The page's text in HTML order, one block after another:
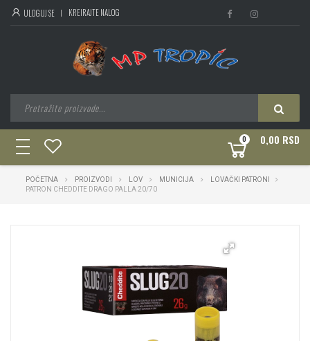
ULOGUJ SE KREIRAJTE NALOG
toggle
navigation
0 0,00 RSD
POČETNA PROIZVODI LOV MUNICIJA
LOVAČKI PATRONI
PATRON CHEDDITE DRAGO PALLA 20/70